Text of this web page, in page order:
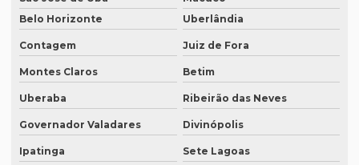
Empresa de tradução para eventos
Empresa de tradução em ingles
Empresa de tradução ingles portugues
Empresa tradução japonês
Empresa de tradução juramentada
Empresa de tradução juramentada para diplomas
Belo Horizonte
Uberlândia
Contagem Juiz de Fora
Montes Claros Betim
Uberaba Ribeirão das Neves
Governador Valadares Divinópolis
Ipatinga Sete Lagoas